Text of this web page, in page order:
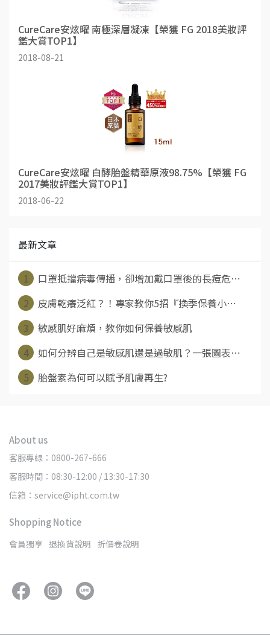
CureCare安炫曜 南極深層凝凍【榮獲 FG 2018美妝評
鑑大賞TOP1】
2018-08-21
CureCare安炫曜 白酵胎盤精華原液98.75%【榮獲 FG
2017美妝評鑑大賞TOP1】
2018-06-22
最新文章
1
口罩抵擋病毒傳播，卻增加戴口罩後的長痘危⋯
2
皮膚乾癢泛紅？！專家教你5招『換季保養小⋯
3
敏感肌好麻煩，教你如何保養敏感肌
4
如何分辨自己是敏感肌還是過敏肌？一張圖表⋯
5
胎盤素為何可以賦予肌膚再生?
About us
客服專線：0800-267-666
客服時間：08:30-12:00 / 13:30-17:30
信箱：service@ipht.com.tw
Shopping Notice
會員獨享 退換貨說明 折價卷說明